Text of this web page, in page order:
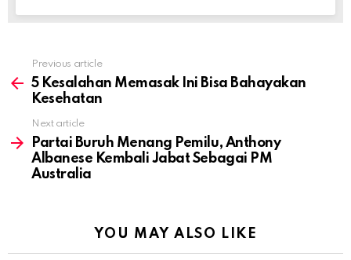
more
Previous article
5 Kesalahan Memasak Ini Bisa Bahayakan
Kesehatan
Next article
Partai Buruh Menang Pemilu, Anthony
Albanese Kembali Jabat Sebagai PM
Australia
YOU MAY ALSO LIKE